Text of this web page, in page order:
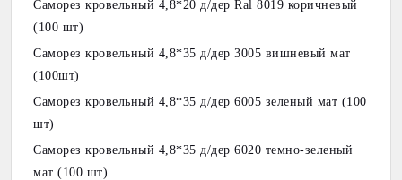
Саморез кровельный 4,8*20 д/дер Ral 8019 коричневый
(100 шт)
Саморез кровельный 4,8*35 д/дер 3005 вишневый мат
(100шт)
Саморез кровельный 4,8*35 д/дер 6005 зеленый мат (100
шт)
Саморез кровельный 4,8*35 д/дер 6020 темно-зеленый
мат (100 шт)